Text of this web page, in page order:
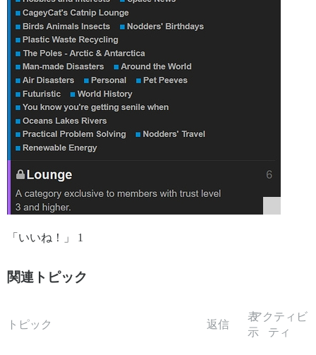
「いいね！」 1
関連トピック
トピック 返信
表
示
アクティビ
ティ